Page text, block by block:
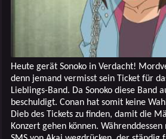
Heute gerät Sonoko in Verdacht!
denn jemand vermisst sein Ticket für
Lieblings-Band. Da Sonoko diese Band
beschuldigt. Conan hat somit keine
Dieb des Tickets zu finden, damit die
Konzert gehen können.